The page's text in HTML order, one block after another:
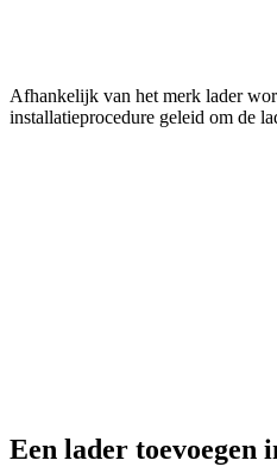
Afhankelijk van het merk lader
installatieprocedure geleid om de
Een lader toevoegen